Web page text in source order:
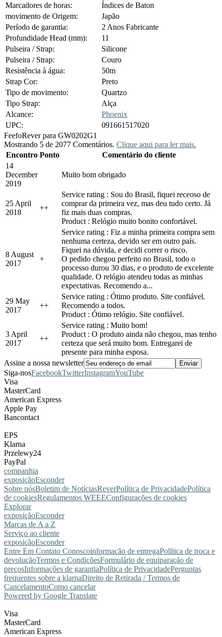
Marcadores de horas:
Índices de Baton
movimento de Origem:
Japão
Período de garantia:
2 Anos Fabricante
Profundidade Head (mm):
11
Pulseira / Strap:
Silicone
Pulseira / Strap:
Couro
Resistência à água:
50m
Strap Cor:
Preto
Tipo de movimento:
Quartzo
Tipo Strap:
Alça
Alcance:
Phoenix
UPC:
091661517020
FeefoRever para GW0202G1
Mostrando 5 de 2077 Comentários. Clique aqui para ler mais.
Encontro Ponto
Comentário do cliente
14
December
2019
Muito bom obrigado
25 April
2018
++
Service rating : Sou do Brasil, fiquei receoso de
comprar da primeira vez, mas deu tudo certo. Já
fiz mais duas compras.
Product : Relógio muito bonito confortável.
8 August
2017
+
Service rating : Fiz a minha primeira compra sem
nenhuma certeza, devido ser em outro país.
Fiquei na dúvida, e decidi correr o risco.
O pedido chegou perfeito no Brasil, todo o
processo durou 30 dias, e o produto de excelente
qualidade. O relógio atendeu todas as minhas
expectativas. Recomendo a...
29 May
2017
++
Service rating : Ótimo produto. Site confiável.
Recomendo a todos.
Product : Ótimo relógio. Site confiável.
3 April
2017
++
Service rating : Muito bom!
Product : O produto ainda não chegou, mas tenho
certeza que será muito bom. Entregarei de
presente para minha esposa.
Assine a nossa newsletter
Siga-nosFacebookTwitterInstagramYouTube
Visa
MasterCard
American Express
Apple Pay
Bancontact
EPS
Klarna
Przelewy24
PayPal
companhia
exposiçãoEsconder
Sobre nósBoletim de NotíciasReverPolítica de PrivacidadePolítica
de cookiesRegulamentos WEEEConfigurações de cookies
Explorar
exposiçãoEsconder
Marcas de A a Z
Serviço ao cliente
exposiçãoEsconder
Entre Em Contato Conoscoinformação de entregaPolítica de troca e
devoluçãoTermos e CondiçõesFormulário de equiparação de
preçosInformações de garantiaPolítica de PrivacidadePerguntas
frequentes sobre a klarnaDireito de Retirada / Termos de
CancelamentoComo cancelar
Powered by Google Translate
Visa
MasterCard
American Express